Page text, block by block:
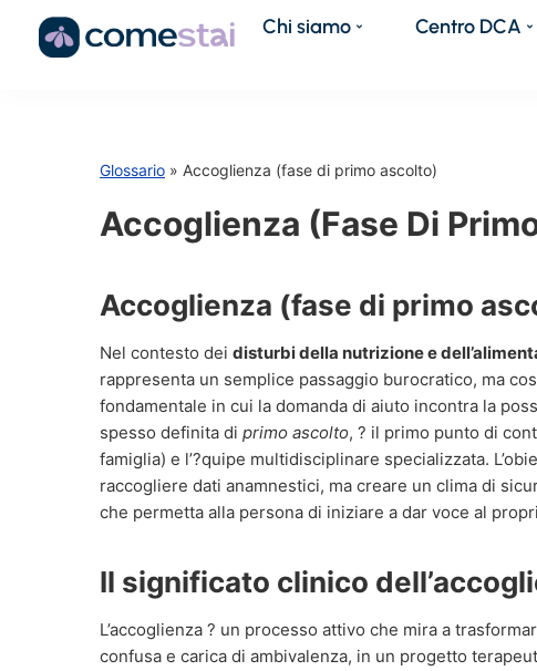
Chi siamo Centro DCA
Glossario » Accoglienza (fase di primo ascolto)
Accoglienza (fase Di
Accoglienza (fase di primo
Nel contesto dei disturbi della nutrizione e
rappresenta un semplice passaggio burocratico, ma
fondamentale in cui la domanda di aiuto incontra la
spesso definita di primo ascolto, ? il primo punto di
famiglia) e l’?quipe multidisciplinare specializzata.
raccogliere dati anamnestici, ma creare un clima di
che permetta alla persona di iniziare a dar voce al
Il significato clinico
L’accoglienza ? un processo attivo che mira a
confusa e carica di ambivalenza, in un progetto